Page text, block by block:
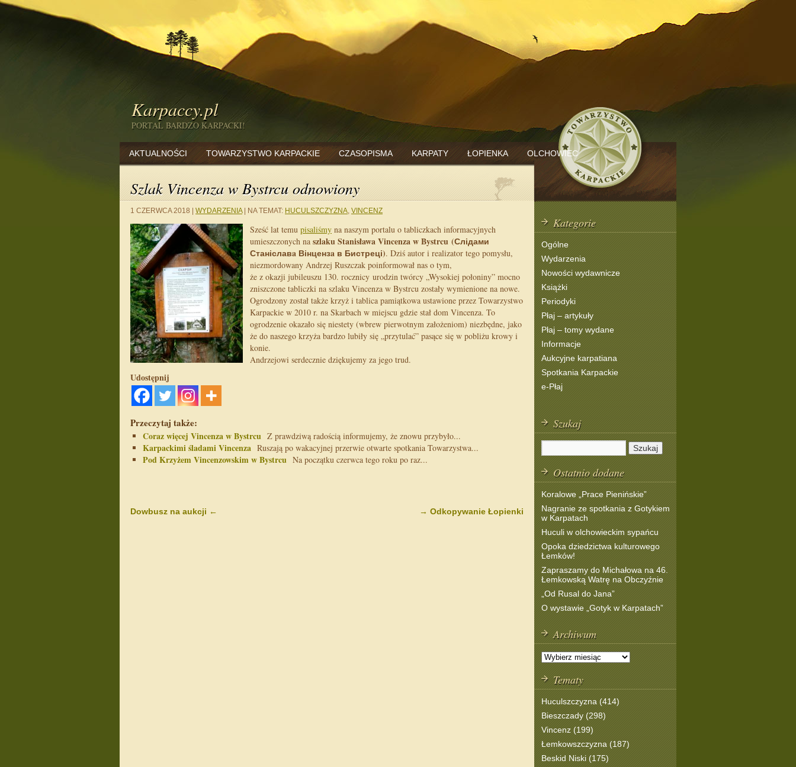
Karpaccy.pl
PORTAL BARDZO KARPACKI!
AKTUALNOŚCI TOWARZYSTWO KARPACKIE CZASOPISMA KARPATY ŁOPIENKA OLCHOWIEC
Szlak Vincenza w Bystrcu odnowiony
1 CZERWCA 2018 WYDARZENIA NA TEMAT: HUCULSZCZYZNA, VINCENZ
Sześć lat temu pisaliśmy na naszym portalu o tabliczkach informacyjnych
umieszczonych na szlaku Stanisława Vincenza w Bystrcu (Слідами
Станіславa Вінцензa в Бистреці). Dziś autor i realizator tego pomysłu,
niezmordowany Andrzej Ruszczak poinformował nas o tym,
że z okazji jubileuszu 130. rocznicy urodzin twórcy „Wysokiej połoniny” mocno
zniszczone tabliczki na szlaku Vincenza w Bystrcu zostały wymienione na nowe.
Ogrodzony został także krzyż i tablica pamiątkowa ustawione przez Towarzystwo
Karpackie w 2010 r. na Skarbach w miejscu gdzie stał dom Vincenza. To
ogrodzenie okazało się niestety (wbrew pierwotnym założeniom) niezbędne, jako
że do naszego krzyża bardzo lubiły się „przytulać” pasące się w pobliżu krowy i
konie.
Andrzejowi serdecznie dziękujemy za jego trud.
Udostępnij
Przeczytaj także:
Coraz więcej Vincenza w Bystrcu Z prawdziwą radością informujemy, że znowu przybyło...
Karpackimi śladami Vincenza Ruszają po wakacyjnej przerwie otwarte spotkania Towarzystwa...
Pod Krzyżem Vincenzowskim w Bystrcu Na początku czerwca tego roku po raz...
→ Odkopywanie Łopienki
Dowbusz na aukcji ←
Kategorie
Ogólne
Wydarzenia
Nowości wydawnicze
Książki
Periodyki
Płaj – artykuły
Płaj – tomy wydane
Informacje
Aukcyjne karpatiana
Spotkania Karpackie
e-Płaj
Szukaj
Ostatnio dodane
Koralowe „Prace Pienińskie”
Nagranie ze spotkania z Gotykiem
w Karpatach
Huculi w olchowieckim sypańcu
Opoka dziedzictwa kulturowego
Łemków!
Zapraszamy do Michałowa na 46.
Łemkowską Watrę na Obczyźnie
„Od Rusal do Jana”
O wystawie „Gotyk w Karpatach”
Archiwum
Tematy
Huculszczyzna (414)
Bieszczady (298)
Vincenz (199)
Łemkowszczyzna (187)
Beskid Niski (175)